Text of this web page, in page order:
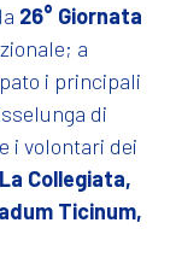
26° Giornata
a
i principali
di
i volontari dei
Collegiata,
Ticinum,